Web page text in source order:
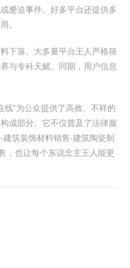
蹙迫事件。好多平台还提供多
。
下落。大多量平台王人严格筛
与专科天赋。同期，用户信息
线”为公众提供了高效、不祥的
成部分。它不仅普及了法律服
筑装饰材料销售-建筑陶瓷制
，也让每个东说念主王人能更